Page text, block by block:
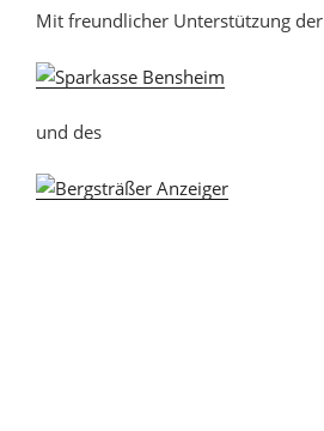
Mit freundlicher Unterstützung der
und des